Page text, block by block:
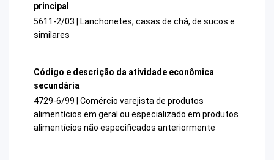
principal
5611-2/03 | Lanchonetes, casas de chá, de sucos e
similares
Código e descrição da atividade econômica
secundária
4729-6/99 | Comércio varejista de produtos
alimentícios em geral ou especializado em produtos
alimentícios não especificados anteriormente